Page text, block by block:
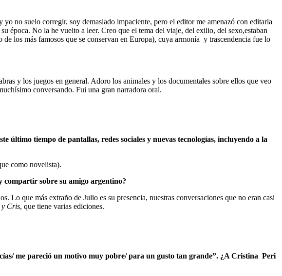
no suelo corregir, soy demasiado impaciente, pero el editor me amenazó con editarla
época. No la he vuelto a leer. Creo que el tema del viaje, del exilio, del sexo,estaban
los más famosos que se conservan en Europa), cuya armonía y trascendencia fue lo
y los juegos en general. Adoro los animales y los documentales sobre ellos que veo
conversando. Fui una gran narradora oral.
último tiempo de pantallas, redes sociales y nuevas tecnologías, incluyendo a la
como novelista).
compartir sobre su amigo argentino?
Lo que más extraño de Julio es su presencia, nuestras conversaciones que no eran casi
Cris, que tiene varias ediciones.
me pareció un motivo muy pobre/ para un gusto tan grande”. ¿A Cristina Peri